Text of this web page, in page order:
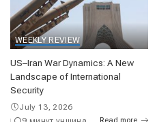
WEEKLY REVIEW
US–Iran War Dynamics: A New
Landscape of International
Security
July 13, 2026
Read more